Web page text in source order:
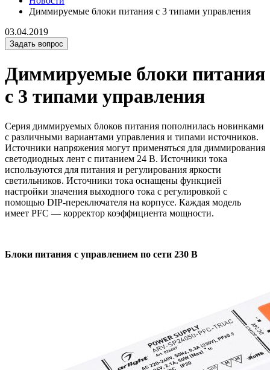
Диммируемые блоки питания с 3 типами управления
03.04.2019
Задать вопрос
Диммируемые блоки питания
с 3 типами управления
Серия диммируемых блоков питания пополнилась новинками
с различными вариантами управления и типами источников.
Источники напряжения могут применяться для диммирования
светодиодных лент с питанием 24 В. Источники тока
используются для питания и регулирования яркости
светильников. Источники тока оснащены функцией
настройки значения выходного тока с регулировкой с
помощью DIP-переключателя на корпусе. Каждая модель
имеет PFC — корректор коэффициента мощности.
Блоки питания с управлением по сети 230 В